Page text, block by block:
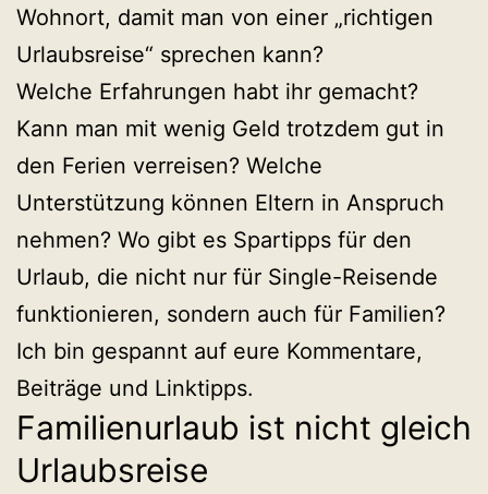
Wohnort, damit man von einer „richtigen
Urlaubsreise“ sprechen kann?
Welche Erfahrungen habt ihr gemacht?
Kann man mit wenig Geld trotzdem gut in
den Ferien verreisen? Welche
Unterstützung können Eltern in Anspruch
nehmen? Wo gibt es Spartipps für den
Urlaub, die nicht nur für Single-Reisende
funktionieren, sondern auch für Familien?
Ich bin gespannt auf eure Kommentare,
Beiträge und Linktipps.
Familienurlaub ist nicht gleich
Urlaubsreise